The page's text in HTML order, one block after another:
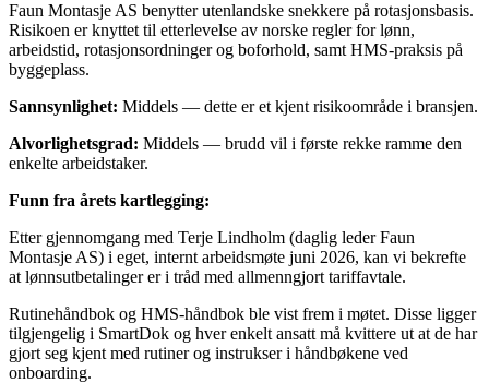
Faun Montasje AS benytter utenlandske snekkere på rotasjonsbasis.
Risikoen er knyttet til etterlevelse av norske regler for lønn,
arbeidstid, rotasjonsordninger og boforhold, samt HMS-praksis på
byggeplass.
Sannsynlighet: Middels — dette er et kjent risikoområde i bransjen.
Alvorlighetsgrad: Middels — brudd vil i første rekke ramme den
enkelte arbeidstaker.
Funn fra årets kartlegging:
Etter gjennomgang med Terje Lindholm (daglig leder Faun
Montasje AS) i eget, internt arbeidsmøte juni 2026, kan vi bekrefte
at lønnsutbetalinger er i tråd med allmenngjort tariffavtale.
Rutinehåndbok og HMS-håndbok ble vist frem i møtet. Disse ligger
tilgjengelig i SmartDok og hver enkelt ansatt må kvittere ut at de har
gjort seg kjent med rutiner og instrukser i håndbøkene ved
onboarding.